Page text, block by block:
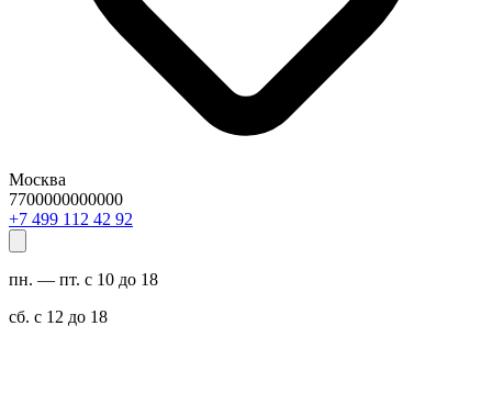
Москва
7700000000000
29 24 211 994 7+
пн. — пт. с 10 до 18
сб. с 12 до 18